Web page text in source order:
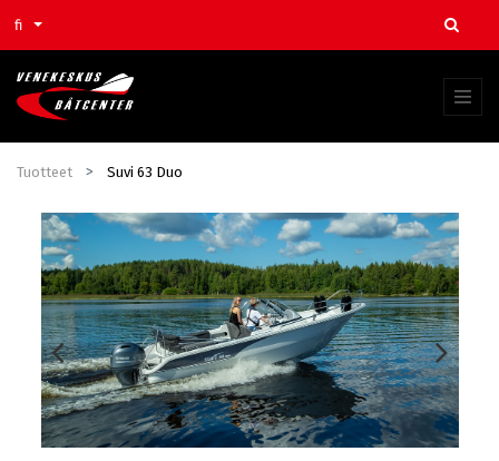
fi
Tuotteet Suvi 63 Duo